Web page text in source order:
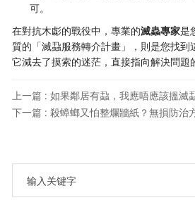
可。
在對抗木虨的戰役中，專業的滅蟲專家是
質的「滅蝨服務轉介計畫」，則是您找到
它減去了摸索的迷茫，直接指向解決問題
上一篇 : 如果鄰居有蝨，我應唔應該搵滅
下一篇 : 殺蟑螂又怕整爛牆紙？無損防治